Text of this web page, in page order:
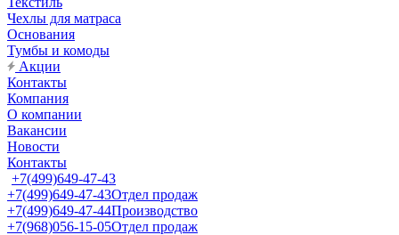
Чехлы для матраса
Основания
Тумбы и комоды
Акции
Контакты
Компания
О компании
Вакансии
Новости
Контакты
+7(499)649-47-43
+7(499)649-47-43Отдел продаж
+7(499)649-47-44Производство
+7(968)056-15-05Отдел продаж